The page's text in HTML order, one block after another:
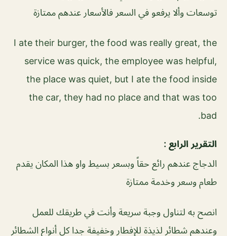
توسعات وألا يرفعو في السعر فالأسعار عندهم ممتازة
I ate their burger, the food was really great, the
service was quick, the employee was helpful,
the place was quiet, but I ate the food inside
the car, they had no place and that was too
bad.
التقرير الرابع :
الدجاج عندهم رائع حقاً وبسعر بسيط واو هذا المكان يقدم
طعام وسعر وخدمة ممتازة
انصح به لتناول وجبة سريعة وأنت في طريقك للعمل
وعندهم شطائر لذيذة للإفطار وخفيفة جدا كل أنواع الشطائر